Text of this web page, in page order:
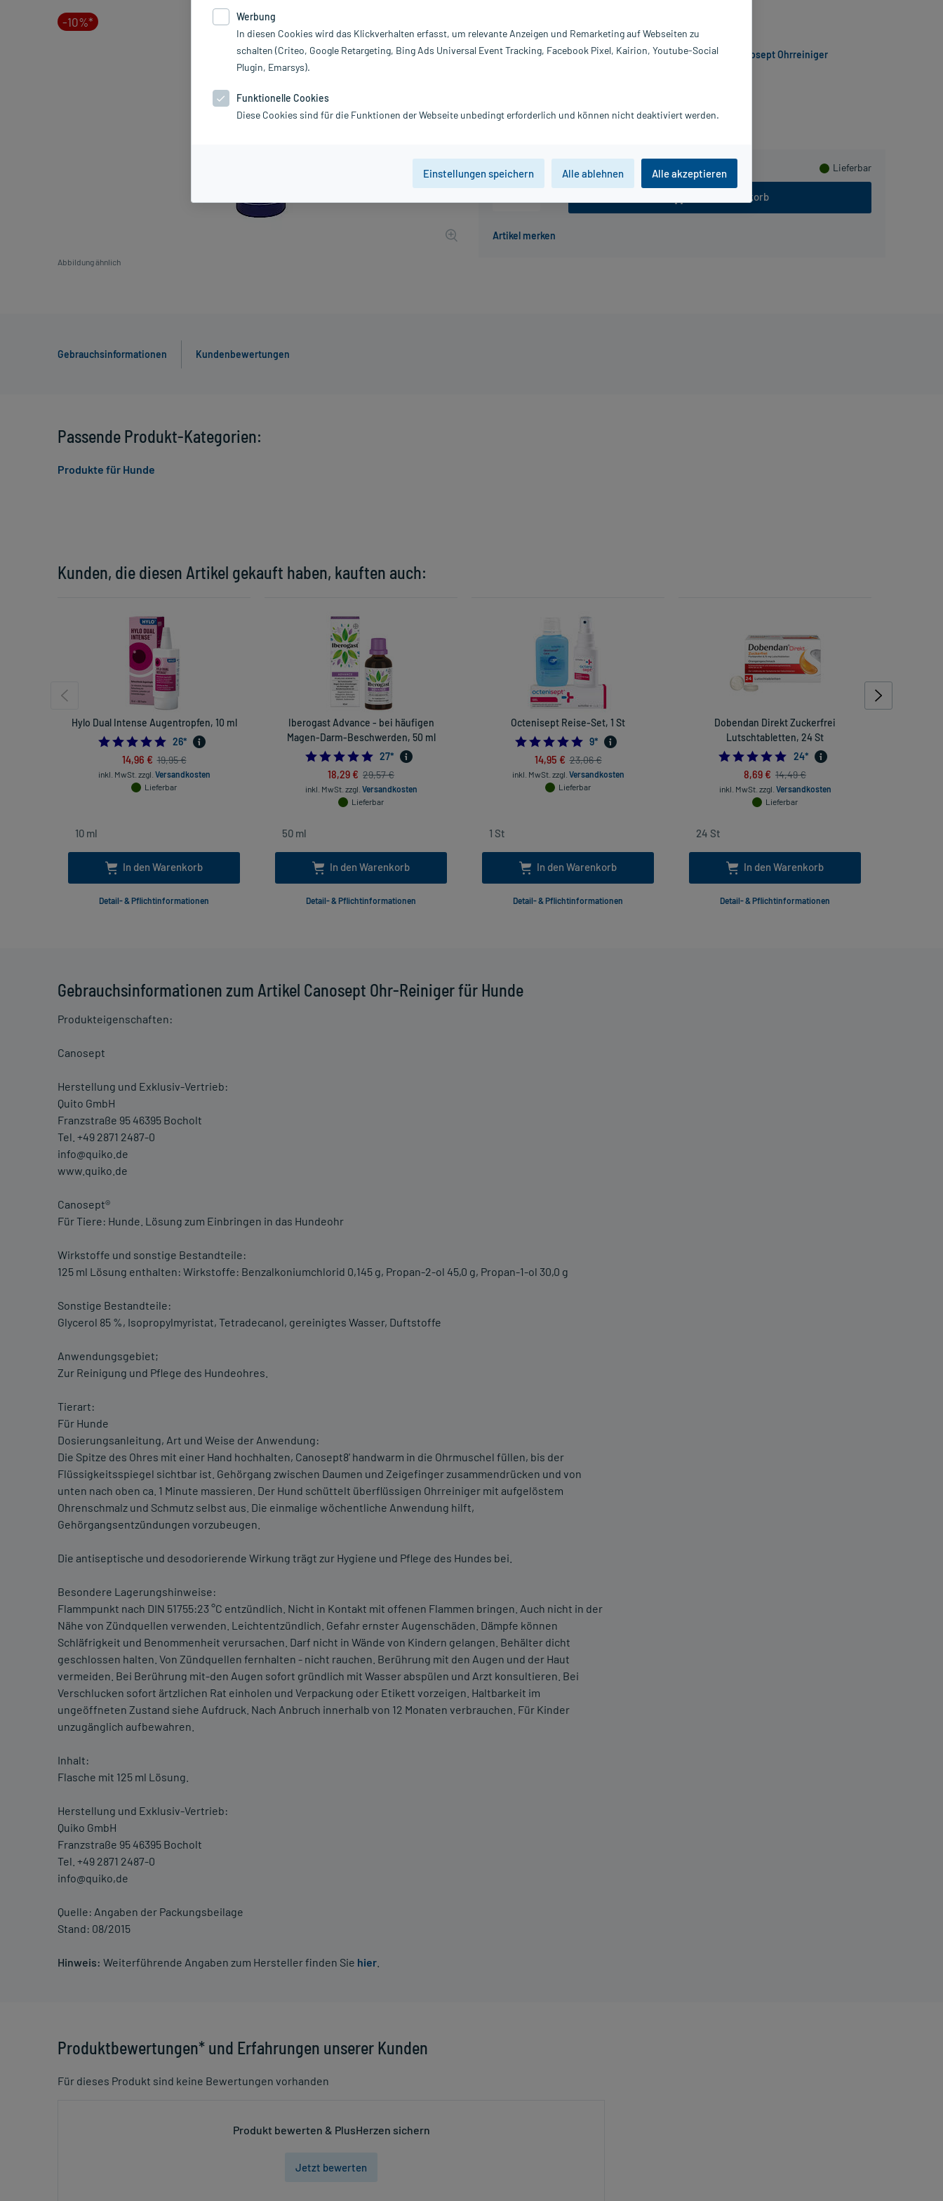
-10%*
Abbildung ähnlich
inkl. MwSt. zzgl.Versandkosten
Lieferbar
In den Warenkorb
Hersteller:
ARDAP CARE GmbH
Information:
Sicherheitsdatenblatt Canosept Ohrreiniger
Gebrauchsinformationen Kundenbewertungen
Gebrauchsinformationen zum Artikel Canosept Ohr-Reiniger für Hunde
Produkteigenschaften:
Canosept
Herstellung und Exklusiv-Vertrieb:
Quito GmbH
Franzstraße 95 46395 Bocholt
Tel. +49 2871 2487-0
info@quiko.de
www.quiko.de
Canosept®
Für Tiere: Hunde. Lösung zum Einbringen in das Hundeohr
Wirkstoffe und sonstige Bestandteile:
125 ml Lösung enthalten: Wirkstoffe: Benzalkoniumchlorid 0,145 g, Propan-2-ol 45,0 g, Propan-1-ol 30,0 g
Sonstige Bestandteile:
Glycerol 85 %, Isopropylmyristat, Tetradecanol, gereinigtes Wasser, Duftstoffe
Anwendungsgebiet;
Zur Reinigung und Pflege des Hundeohres.
Tierart:
Für Hunde
Dosierungsanleitung, Art und Weise der Anwendung:
Die Spitze des Ohres mit einer Hand hochhalten, Canosept8' handwarm in die Ohrmuschel füllen, bis der
Flüssigkeitsspiegel sichtbar ist. Gehörgang zwischen Daumen und Zeigefinger zusammendrücken und von
unten nach oben ca. 1 Minute massieren. Der Hund schüttelt überflüssigen Ohrreiniger mit aufgelöstem
Ohrenschmalz und Schmutz selbst aus. Die einmalige wöchentliche Anwendung hilft,
Gehörgangsentzündungen vorzubeugen.
Die antiseptische und desodorierende Wirkung trägt zur Hygiene und Pflege des Hundes bei.
Besondere Lagerungshinweise:
Flammpunkt nach DIN 51755:23 °C entzündlich. Nicht in Kontakt mit offenen Flammen bringen. Auch nicht in der
Nähe von Zündquellen verwenden. Leichtentzündlich. Gefahr ernster Augenschäden. Dämpfe können
Schläfrigkeit und Benommenheit verursachen. Darf nicht in Wände von Kindern gelangen. Behälter dicht
geschlossen halten. Von Zündquellen fernhalten - nicht rauchen. Berührung mit den Augen und der Haut
vermeiden. Bei Berührung mit-den Augen sofort gründlich mit Wasser abspülen und Arzt konsultieren. Bei
Verschlucken sofort ärtzlichen Rat einholen und Verpackung oder Etikett vorzeigen. Haltbarkeit im
ungeöffneten Zustand siehe Aufdruck. Nach Anbruch innerhalb von 12 Monaten verbrauchen. Für Kinder
unzugänglich aufbewahren.
Inhalt:
Flasche mit 125 ml Lösung.
Herstellung und Exklusiv-Vertrieb:
Quiko GmbH
Franzstraße 95 46395 Bocholt
Tel. +49 2871 2487-0
info@quiko,de
Quelle: Angaben der Packungsbeilage
Stand: 08/2015
Hinweis: Weiterführende Angaben zum Hersteller finden Sie hier
Produktbewertungen* und Erfahrungen unserer Kunden
Für dieses Produkt sind keine Bewertungen vorhanden
Produkt bewerten & PlusHerzen sichern
Jetzt bewerten
Kunden, die diesen Artikel gekauft haben, kauften auch:
Hylo Dual Intense Augentropfen, 10 ml
4.8076923076923075
26*
14,96 € 19,95 €
inkl. MwSt. zzgl. Versandkosten
Lieferbar
In den Warenkorb
Detail- & Pflichtinformationen
Iberogast Advance - bei häufigen
Magen-Darm-Beschwerden, 50 ml
5.0
27*
18,29 € 29,57 €
inkl. MwSt. zzgl. Versandkosten
Lieferbar
In den Warenkorb
Detail- & Pflichtinformationen
Octenisept Reise-Set, 1 St
4.888888888888889
9*
14,95 € 23,06 €
inkl. MwSt. zzgl. Versandkosten
Lieferbar
In den Warenkorb
Detail- & Pflichtinformationen
Dobendan Direkt Zuckerfrei
Lutschtabletten, 24 St
4.875
24*
8,69 € 14,49 €
inkl. MwSt. zzgl. Versandkosten
Lieferbar
In den Warenkorb
Detail- & Pflichtinformationen
Passende Produkt-Kategorien:
Produkte für Hunde
Werbung
In diesen Cookies wird das Klickverhalten erfasst, um relevante Anzeigen und Remarketing auf Webseiten zu
schalten (Criteo, Google Retargeting, Bing Ads Universal Event Tracking, Facebook Pixel, Kairion, Youtube-Social
Plugin, Emarsys).
Funktionelle Cookies
Diese Cookies sind für die Funktionen der Webseite unbedingt erforderlich und können nicht deaktiviert werden.
Einstellungen speichern Alle ablehnen Alle akzeptieren